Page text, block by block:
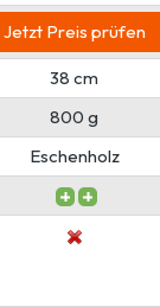
Jetzt Preis prüfen
38 cm
800 g
Eschenholz